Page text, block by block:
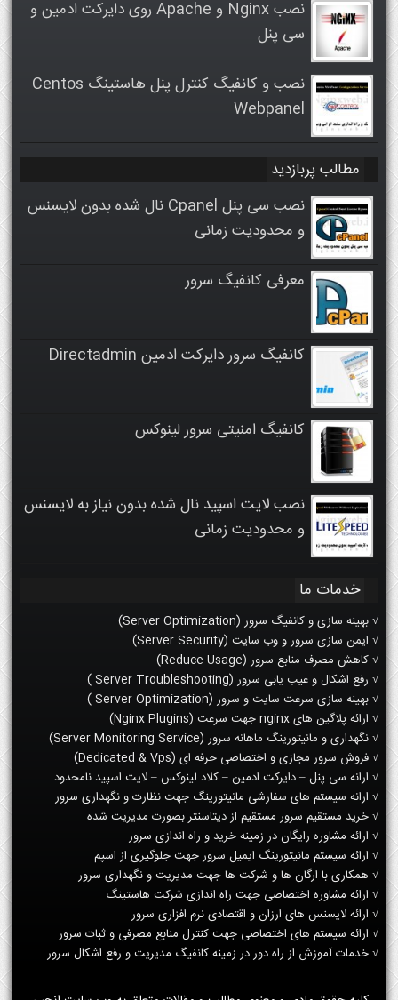
نصب Nginx و Apache روی دایرکت ادمین و
سی پنل
نصب و کانفیگ کنترل پنل هاستینگ Centos
Webpanel
مطالب پربازدید
نصب سی پنل Cpanel نال شده بدون لایسنس
و محدودیت زمانی
معرفی کانفیگ سرور
کانفیگ سرور دایرکت ادمین Directadmin
کانفیگ امنیتی سرور لینوکس
نصب لایت اسپید نال شده بدون نیاز به لایسنس
و محدودیت زمانی
خدمات ما
√ بهینه سازی و کانفیگ سرور (Server Optimization)
√ ایمن سازی سرور و وب سایت (Server Security)
√ کاهش مصرف منابع سرور (Reduce Usage)
√ رفع اشکال و عیب یابی سرور (Server Troubleshooting )
√ بهینه سازی سرعت سایت و سرور (Server Optimization )
√ ارائه پلاگین های nginx جهت سرعت (Nginx Plugins)
√ نگهداری و مانیتورینگ ماهانه سرور (Server Monitoring Service)
√ فروش سرور مجازی و اختصاصی حرفه ای (Dedicated & Vps)
√ ارانه سی پنل – دایرکت ادمین – کلاد لینوکس – لایت اسپید نامحدود
√ ارانه سیستم های سفارشی مانیتورینگ جهت نظارت و نگهداری سرور
√ خرید مستقیم سرور مستقیم از دیتاسنتر بصورت مدیریت شده
√ ارائه مشاوره رایگان در زمینه خرید و راه اندازی سرور
√ ارائه سیستم مانیتورینگ ایمیل سرور جهت جلوگیری از اسپم
√ همکاری با ارگان ها و شرکت ها جهت مدیریت و نگهداری سرور
√ ارائه مشاوره اختصاصی جهت راه اندازی شرکت هاستینگ
√ ارائه لایسنس های ارزان و اقتصادی نرم افزاری سرور
√ ارائه سیستم های اختصاصی جهت کنترل منابع مصرفی و ثبات سرور
√ خدمات آموزش از راه دور در زمینه کانفیگ مدیریت و رفع اشکال سرور